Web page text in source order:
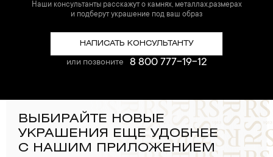
Наши консультанты расскажут о камнях, металлах,размерах
и подберут украшение под ваш образ
НАПИСАТЬ КОНСУЛЬТАНТУ
или позвоните 8 800 777-19-12
ВЫБИРАЙТЕ НОВЫЕ
УКРАШЕНИЯ ЕЩЕ УДОБНЕЕ
С НАШИМ ПРИЛОЖЕНИЕМ